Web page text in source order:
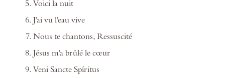
Voici la nuit
J'ai vu l'eau vive
Nous te chantons, Ressuscité
Jésus m'a brûlé le cœur
Veni Sancte Spíritus